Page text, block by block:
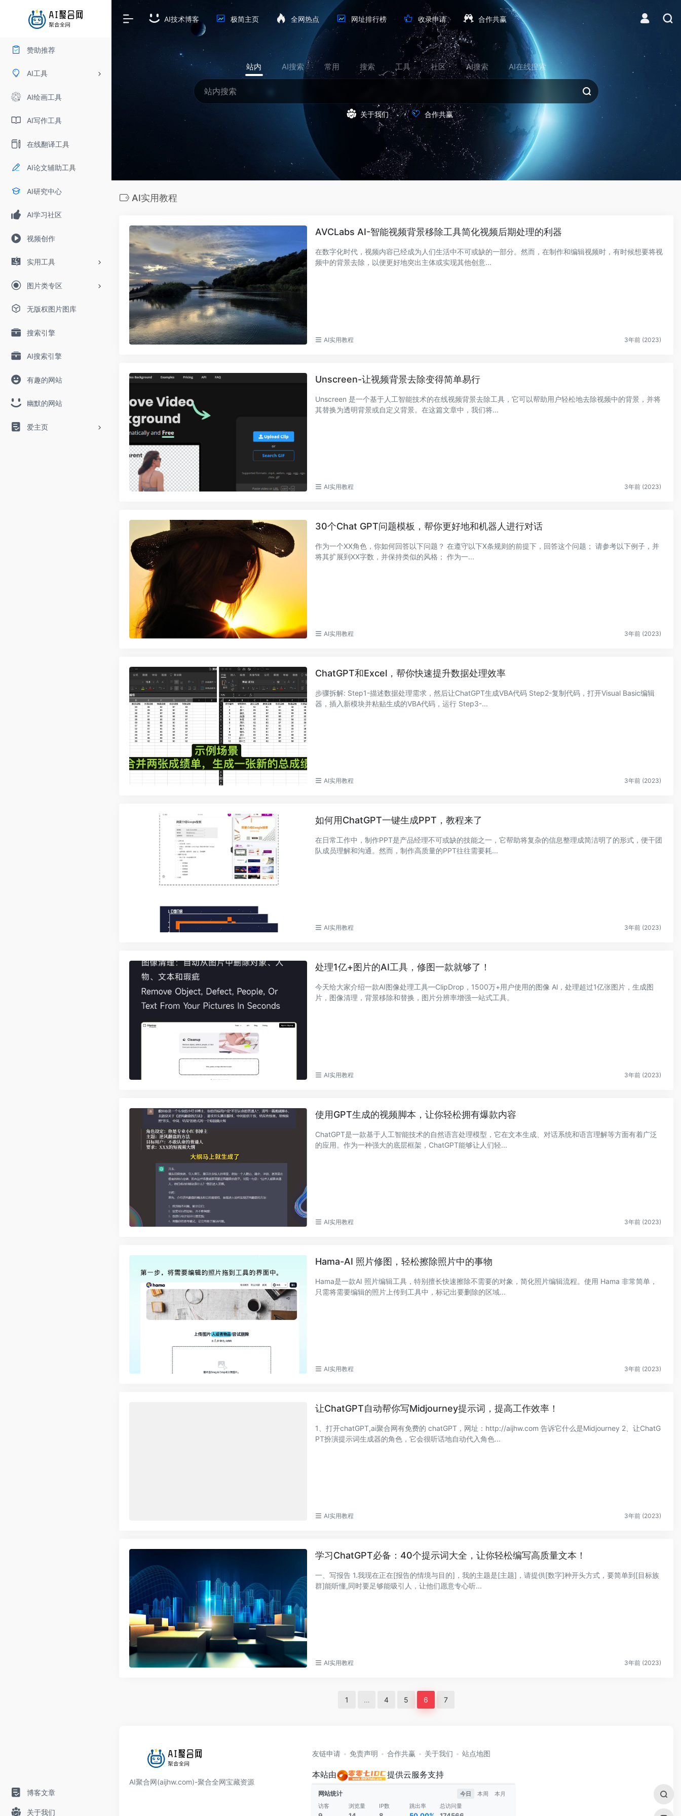
赞助推荐
AI工具
AI绘画工具
AI写作工具
在线翻译工具
AI论文辅助工具
AI研究中心
AI学习社区
视频创作
实用工具
图片类专区
无版权图片图库
搜索引擎
AI搜索引擎
有趣的网站
幽默的网站
爱主页
博客文章
关于我们
AI技术博客 极简主页 全网热点 网址排行榜 收录申请 合作共赢
站内 AI搜索 常用 搜索 工具 社区 AI搜索 AI在线搜索
关于我们 合作共赢
AI实用教程
AVCLabs AI-智能视频背景移除工具简化视频后期处理的利器
在数字化时代，视频内容已经成为人们生活中不可或缺的一部分。然而，在制作和编辑视频时，有时候想要将视
频中的背景去除，以便更好地突出主体或实现其他创意...
AI实用教程 3年前 (2023)
Unscreen-让视频背景去除变得简单易行
Unscreen 是一个基于人工智能技术的在线视频背景去除工具，它可以帮助用户轻松地去除视频中的背景，并将
其替换为透明背景或自定义背景。在这篇文章中，我们将...
AI实用教程 3年前 (2023)
30个Chat GPT问题模板，帮你更好地和机器人进行对话
作为一个XX角色，你如何回答以下问题？ 在遵守以下X条规则的前提下，回答这个问题； 请参考以下例子，并
将其扩展到XX字数，并保持类似的风格； 作为一...
AI实用教程 3年前 (2023)
ChatGPT和Excel，帮你快速提升数据处理效率
步骤拆解: Step1-描述数据处理需求，然后让ChatGPT生成VBA代码 Step2-复制代码，打开Visual Basic编辑
器，插入新模块并粘贴生成的VBA代码，运行 Step3-...
AI实用教程 3年前 (2023)
如何用ChatGPT一键生成PPT，教程来了
在日常工作中，制作PPT是产品经理不可或缺的技能之一，它帮助将复杂的信息整理成简洁明了的形式，便干团
队成员理解和沟通。然而，制作高质量的PPT往往需要耗...
AI实用教程 3年前 (2023)
处理1亿+图片的AI工具，修图一款就够了！
今天给大家介绍一款AI图像处理工具—ClipDrop，1500万+用户使用的图像 Al，处理超过1亿张图片，生成图
片，图像清理，背景移除和替换，图片分辨率增强一站式工具。
AI实用教程 3年前 (2023)
使用GPT生成的视频脚本，让你轻松拥有爆款内容
ChatGPT是一款基于人工智能技术的自然语言处理模型，它在文本生成、对话系统和语言理解等方面有着广泛
的应用。作为一种强大的底层框架，ChatGPT能够让人们轻...
AI实用教程 3年前 (2023)
Hama-AI 照片修图，轻松擦除照片中的事物
Hama是一款AI 照片编辑工具，特别擅长快速擦除不需要的对象，简化照片编辑流程。使用 Hama 非常简单，
只需将需要编辑的照片上传到工具中，标记出要删除的区域...
AI实用教程 3年前 (2023)
让ChatGPT自动帮你写Midjourney提示词，提高工作效率！
1、打开chatGPT,ai聚合网有免费的 chatGPT，网址：http://aijhw.com 告诉它什么是Midjourney 2、让ChatG
PT扮演提示词生成器的角色，它会很听话地自动代入角色...
AI实用教程 3年前 (2023)
学习ChatGPT必备：40个提示词大全，让你轻松编写高质量文本！
一、写报告 1.我现在正在[报告的情境与目的]，我的主题是[主题]，请提供[数字]种开头方式，要简单到[目标族
群]能听懂,同时要足够能吸引人，让他们愿意专心听...
AI实用教程 3年前 (2023)
1 … 4 5 6 7
AI聚合网(aijhw.com)-聚合全网宝藏资源
友链申请 免责声明 合作共赢 关于我们 站点地图
本站由 提供云服务支持
网站统计 今日 本周
本月
访客
浏览量 IP数 跳出率 总访问量